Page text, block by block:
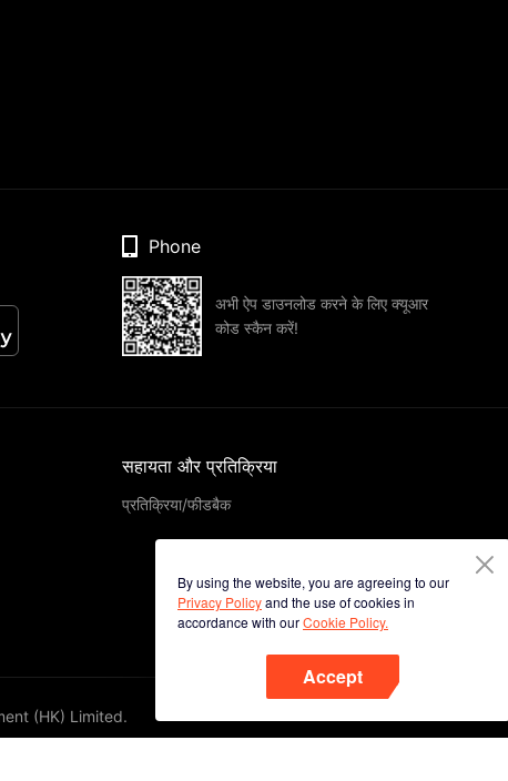
By using the website, you are agreeing to our
Privacy Policyand the use of cookies in
accordance with ourCookie Policy.
Accept
Phone
अभी ऐप डाउनलोड करने के लिए क्यूआर
कोड स्कैन करें!
सहायता और प्रतिक्रिया
प्रतिक्रिया/फीडबैक
(HK) Limited.